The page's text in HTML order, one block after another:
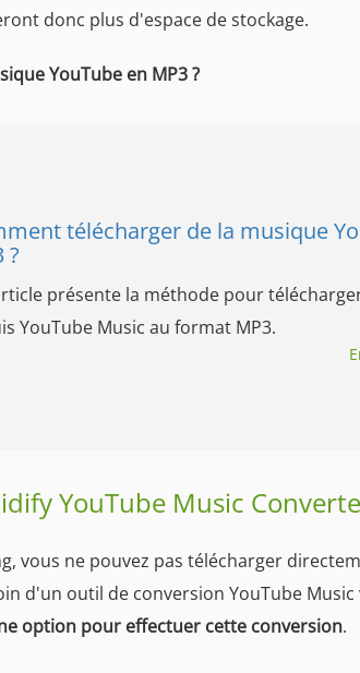
donc plus d'espace de stockage.
YouTube en MP3 ?
télécharger de la musique
?
présente la méthode pour
YouTube Music au format MP3.
YouTube Music
vous ne pouvez pas télécharger
d'un outil de conversion YouTube
option pour effectuer cette conversion.